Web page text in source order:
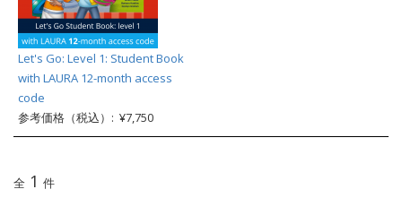
Let's Go: Level 1: Student Book
with LAURA 12-month access
code
参考価格（税込）: ¥7,750
全 1 件